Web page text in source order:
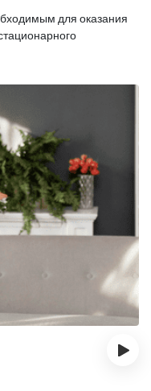
для оказания
›